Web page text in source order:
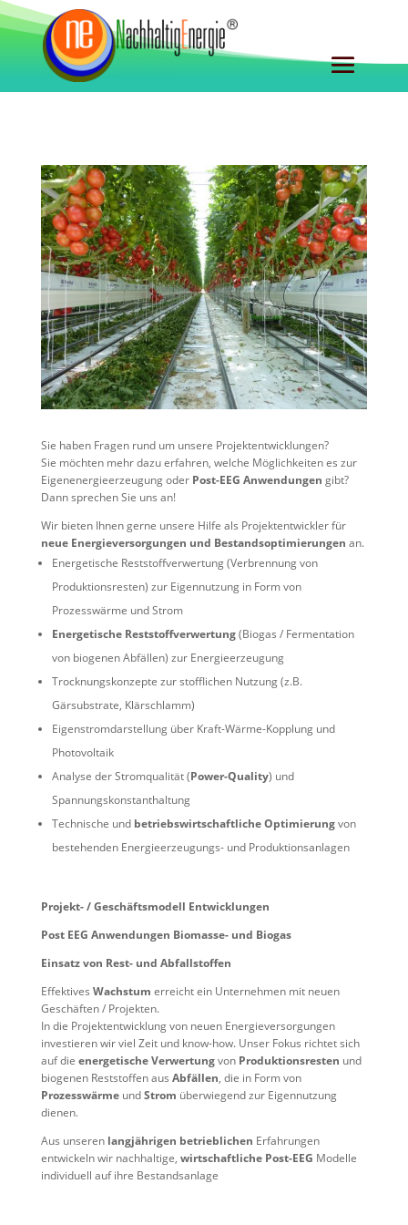
Sie haben Fragen rund um unsere Projektentwicklungen?
Sie möchten mehr dazu erfahren, welche Möglichkeiten es zur
Eigenenergieerzeugung oder Post-EEG Anwendungen gibt?
Dann sprechen Sie uns an!
Wir bieten Ihnen gerne unsere Hilfe als Projektentwickler für
neue Energieversorgungen und Bestandsoptimierungen an.
Energetische Reststoffverwertung (Verbrennung von
Produktionsresten) zur Eigennutzung in Form von
Prozesswärme und Strom
Energetische Reststoffverwertung(Biogas / Fermentation
von biogenen Abfällen) zur Energieerzeugung
Trocknungskonzepte zur stofflichen Nutzung (z.B.
Gärsubstrate, Klärschlamm)
Eigenstromdarstellung über Kraft-Wärme-Kopplung und
Photovoltaik
Analyse der Stromqualität (Power-Quality) und
Spannungskonstanthaltung
Technische und betriebswirtschaftliche Optimierungvon
bestehenden Energieerzeugungs- und Produktionsanlagen
Projekt- / Geschäftsmodell Entwicklungen
Post EEG Anwendungen Biomasse- und Biogas
Einsatz von Rest- und Abfallstoffen
Effektives Wachstum erreicht ein Unternehmen mit neuen
Geschäften / Projekten.
In die Projektentwicklung von neuen Energieversorgungen
investieren wir viel Zeit und know-how. Unser Fokus richtet sich
auf die energetische Verwertungvon Produktionsresten und
biogenen Reststoffen aus Abfällen, die in Form von
ProzesswärmeundStrom überwiegend zur Eigennutzung
dienen.
Aus unseren langjährigen betrieblichen Erfahrungen
entwickeln wir nachhaltige, wirtschaftliche Post-EEG Modelle
individuell auf ihre Bestandsanlage